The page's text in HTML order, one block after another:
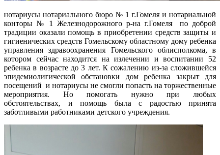
нотариусы нотариального бюро № 1 г.Гомеля и нотариальной
конторы № 1 Железнодорожного р-на г.Гомеля по доброй
традиции оказали помощь в приобретении средств защиты и
гигиенических средств Гомельскому областному дому ребенка
управления здравоохранения Гомельского облисполкома, в
котором сейчас находится на излечении и воспитании 52
ребенка в возрасте до 3 лет. К сожалению из-за сложившейся
эпидемиолигической обстановки дом ребенка закрыт для
посещений и нотариусы не смогли попасть на торжественные
мероприятия. Но помогать нужно при любых
обстоятельствах, и помощь была с радостью принята
заботливыми работниками детского учреждения.